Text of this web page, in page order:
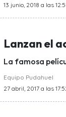
13 junio, 2018 a las
Lanzan el
La famosa
Equipo Pudahuel
27 abril, 2017 a las